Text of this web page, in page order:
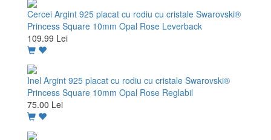
Cercei Argint 925 placat cu rodiu cu cristale Swarovski®
Princess Square 10mm Opal Rose Leverback
109.99 Lei
Inel Argint 925 placat cu rodiu cu cristale Swarovski®
Princess Square 10mm Opal Rose Reglabil
75.00 Lei